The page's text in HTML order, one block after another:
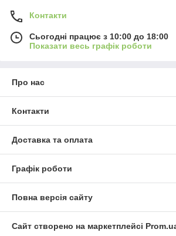
Контакти
Сьогодні працює з 10:00 до 18:00
Показати весь графік роботи
Про нас
Контакти
Доставка та оплата
Графік роботи
Повна версія сайту
Сайт створено на маркетплейсі